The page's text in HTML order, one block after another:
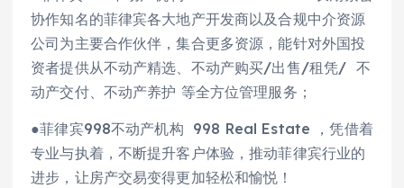
协作知名的菲律宾各大地产开发商以及合规中介资源
公司为主要合作伙伴，集合更多资源，能针对外国投
资者提供从不动产精选、不动产购买/出售/租凭/ 不
动产交付、不动产养护 等全方位管理服务；
●菲律宾998不动产机构 998 Real Estate ，凭借着
专业与执着，不断提升客户体验，推动菲律宾行业的
进步，让房产交易变得更加轻松和愉悦！